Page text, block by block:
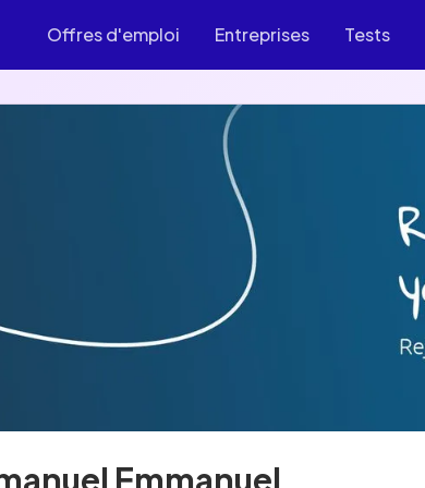
Offres d'emploi Entreprises Tests
Emmanuel